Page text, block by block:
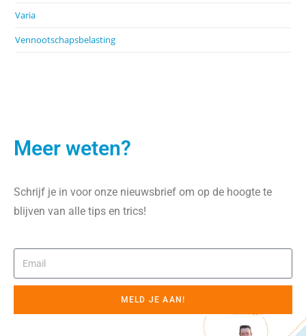
Varia
Vennootschapsbelasting
Meer weten?
Schrijf je in voor onze nieuwsbrief om op de hoogte te
blijven van alle tips en trics!
MELD JE AAN!